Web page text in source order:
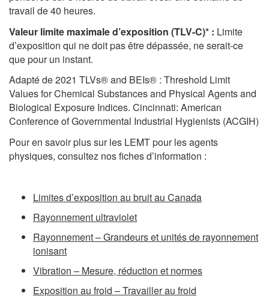
travail de 40 heures.
Valeur limite maximale d’exposition (TLV-C)* : Limite
d’exposition qui ne doit pas être dépassée, ne serait-ce
que pour un instant.
Adapté de 2021 TLVs® and BEIs® : Threshold Limit
Values for Chemical Substances and Physical Agents and
Biological Exposure Indices. Cincinnati: American
Conference of Governmental Industrial Hygienists (ACGIH)
Pour en savoir plus sur les LEMT pour les agents
physiques, consultez nos fiches d’information :
Limites d’exposition au bruit au Canada
Rayonnement ultraviolet
Rayonnement – Grandeurs et unités de rayonnement
ionisant
Vibration – Mesure, réduction et normes
Exposition au froid – Travailler au froid